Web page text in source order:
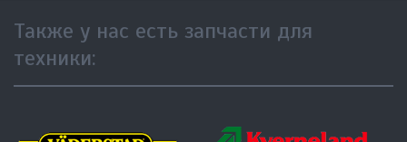
Также у нас есть запчасти для
техники: